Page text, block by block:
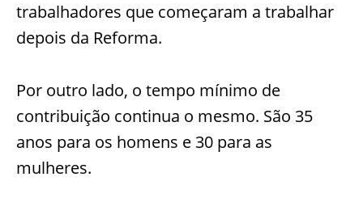
trabalhadores que começaram a trabalhar
depois da Reforma.
Por outro lado, o tempo mínimo de
contribuição continua o mesmo. São 35
anos para os homens e 30 para as
mulheres.